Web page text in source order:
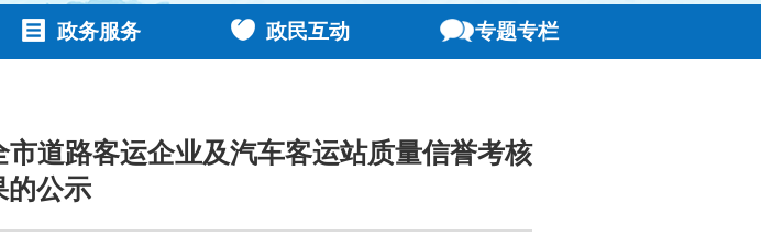
政务服务 政民互动 专题专栏
道路客运企业及汽车客运站质量信誉考核
的公示